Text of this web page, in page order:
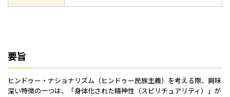
要旨
ヒンドゥー・ナショナリズム（ヒンドゥー民族主義）を考える際、興味
深い特徴の一つは、「身体化された精神性（スピリチュアリティ）」が